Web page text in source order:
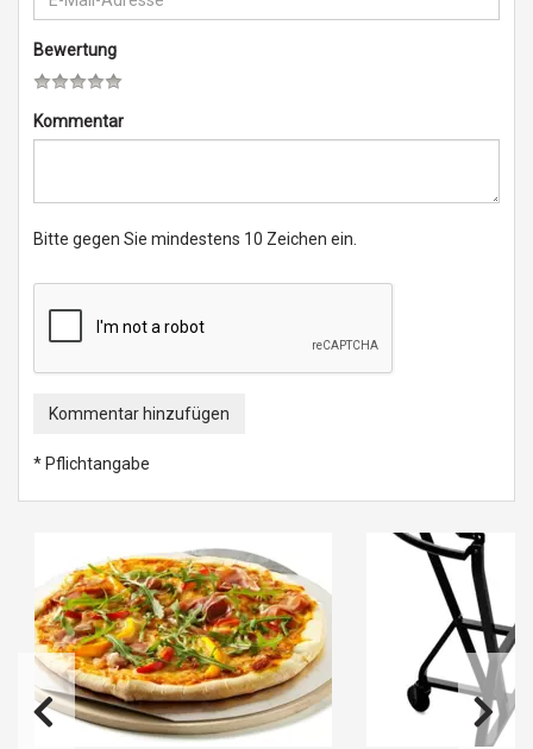
Bewertung
Kommentar
Bitte gegen Sie mindestens 10 Zeichen ein.
Kommentar hinzufügen
* Pflichtangabe